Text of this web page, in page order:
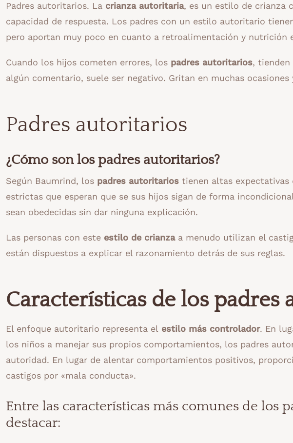
Padres autoritarios. La crianza autoritaria, es un estilo de crianza
capacidad de respuesta. Los padres con un estilo autoritario
pero aportan muy poco en cuanto a retroalimentación y nutrición
Cuando los hijos cometen errores, los padres autoritarios, tienden
algún comentario, suele ser negativo. Gritan en muchas
Padres autoritarios
¿Cómo son los padres autoritarios?
Según Baumrind, los padres autoritarios tienen altas expectativas
estrictas que esperan que se sus hijos sigan de forma
sean obedecidas sin dar ninguna explicación.
Las personas con este estilo de crianzaa menudo utilizan el
están dispuestos a explicar el razonamiento detrás de sus reglas.
Características de los padres
El enfoque autoritario representa el estilo más controlador. En
los niños a manejar sus propios comportamientos, los padres
autoridad. En lugar de alentar comportamientos positivos,
castigos por «mala conducta».
Entre las características más comunes de los
destacar: